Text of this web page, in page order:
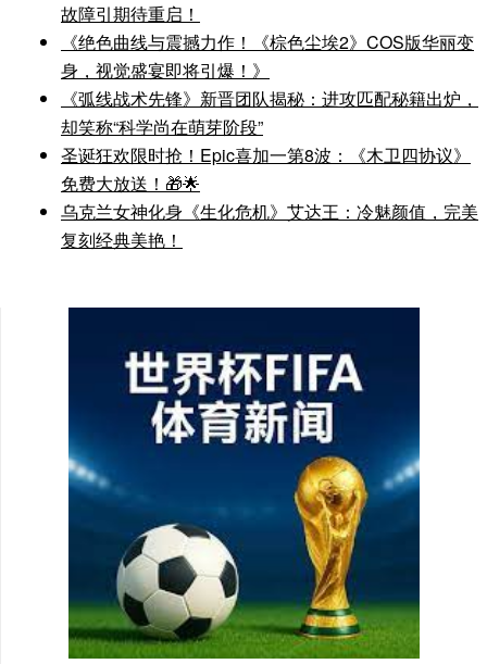
故障引期待重启！
《绝色曲线与震撼力作！《棕色尘埃2》COS版华丽变
身，视觉盛宴即将引爆！》
《弧线战术先锋》新晋团队揭秘：进攻匹配秘籍出炉，
却笑称“科学尚在萌芽阶段”
圣诞狂欢限时抢！Epic喜加一第8波：《木卫四协议》
免费大放送！🎁🌟
乌克兰女神化身《生化危机》艾达王：冷魅颜值，完美
复刻经典美艳！